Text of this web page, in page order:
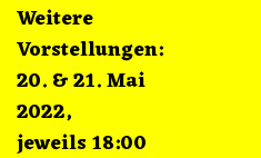
Weitere
Vorstellungen:
20. & 21. Mai
2022,
jeweils 18:00